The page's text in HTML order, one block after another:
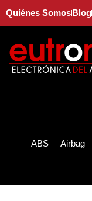
Quiénes SomosBlog
ABS Airbag